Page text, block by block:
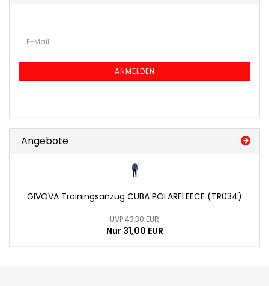
ZUR
NEWSLETTER-
ANMELDUNG
E-
Mail
ANMELDEN
Angebote
GIVOVA Trainingsanzug CUBA POLARFLEECE (TR034)
UVP 43,30 EUR
Nur 31,00 EUR